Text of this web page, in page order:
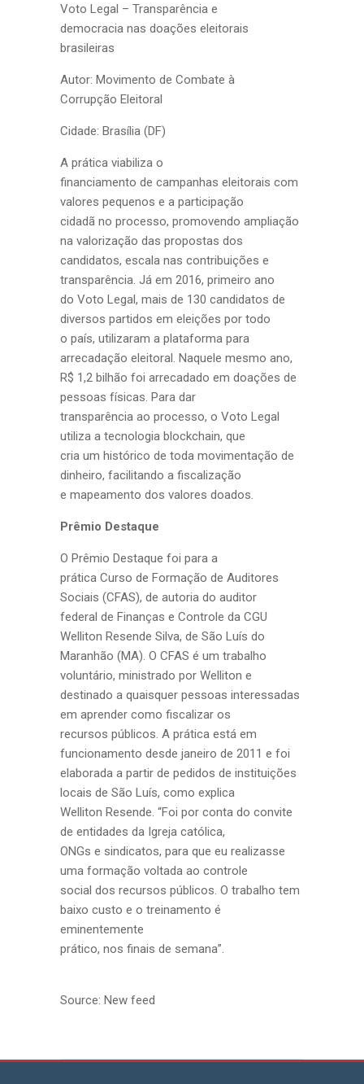
Voto Legal – Transparência e
democracia nas doações eleitorais
brasileiras
Autor: Movimento de Combate à
Corrupção Eleitoral
Cidade: Brasília (DF)
A prática viabiliza o
financiamento de campanhas eleitorais com
valores pequenos e a participação
cidadã no processo, promovendo ampliação
na valorização das propostas dos
candidatos, escala nas contribuições e
transparência. Já em 2016, primeiro ano
do Voto Legal, mais de 130 candidatos de
diversos partidos em eleições por todo
o país, utilizaram a plataforma para
arrecadação eleitoral. Naquele mesmo ano,
R$ 1,2 bilhão foi arrecadado em doações de
pessoas físicas. Para dar
transparência ao processo, o Voto Legal
utiliza a tecnologia blockchain, que
cria um histórico de toda movimentação de
dinheiro, facilitando a fiscalização
e mapeamento dos valores doados.
Prêmio Destaque
O Prêmio Destaque foi para a
prática Curso de Formação de Auditores
Sociais (CFAS), de autoria do auditor
federal de Finanças e Controle da CGU
Welliton Resende Silva, de São Luís do
Maranhão (MA). O CFAS é um trabalho
voluntário, ministrado por Welliton e
destinado a quaisquer pessoas interessadas
em aprender como fiscalizar os
recursos públicos. A prática está em
funcionamento desde janeiro de 2011 e foi
elaborada a partir de pedidos de instituições
locais de São Luís, como explica
Welliton Resende. “Foi por conta do convite
de entidades da Igreja católica,
ONGs e sindicatos, para que eu realizasse
uma formação voltada ao controle
social dos recursos públicos. O trabalho tem
baixo custo e o treinamento é
eminentemente
prático, nos finais de semana”.
Source: New feed